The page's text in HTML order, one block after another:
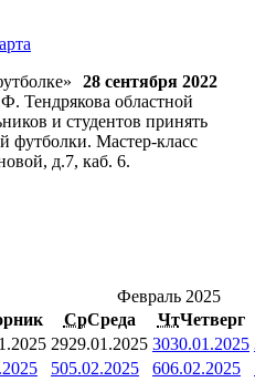
28 сентября 2022
Тендрякова областной
и студентов принять
футболки. Мастер-класс
д.7, каб. 6.
Февраль 2025
СрСреда ЧтЧетверг
2929.01.2025 3030.01.2025
505.02.2025 606.02.2025